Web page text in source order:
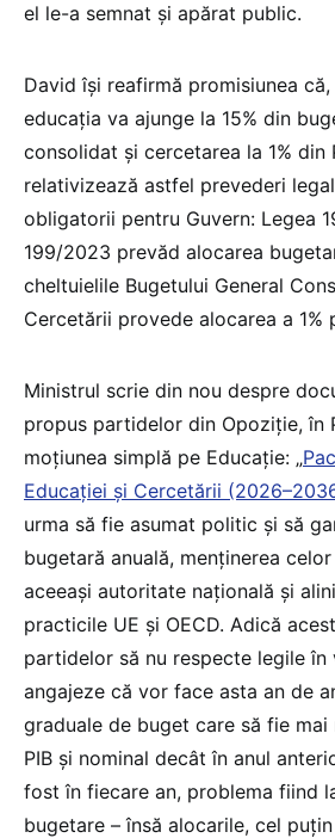
el le-a semnat și apărat public.
David își reafirmă promisiunea
educația va ajunge la 15% din
consolidat și cercetarea la 1% din
relativizează astfel prevederi
obligatorii pentru Guvern: Legea
199/2023 prevăd alocarea
cheltuielile Bugetului General
Cercetării provede alocarea a 1%
Ministrul scrie din nou despre
propus partidelor din Opoziție, în
moțiunea simplă pe Educație: „
Educației și Cercetării
urma să fie asumat politic și să
bugetară anuală, menținerea
aceeași autoritate națională și
practicile UE și OECD. Adică
partidelor să nu respecte legile în
angajeze că vor face asta an de
graduale de buget care să fie
PIB și nominal decât în anul
fost în fiecare an, problema fiind
bugetare – însă alocarile, cel